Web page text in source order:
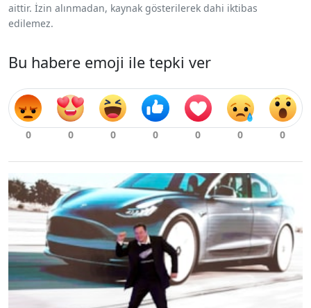
aittir. İzin alınmadan, kaynak gösterilerek dahi iktibas
edilemez.
Bu habere emoji ile tepki ver